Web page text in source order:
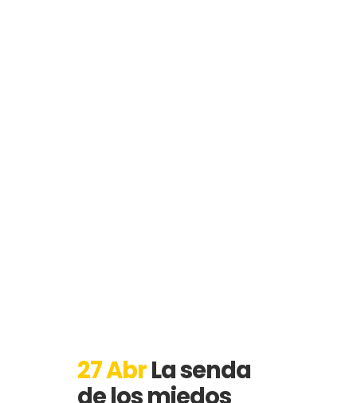
27 AbrLa senda
de los miedos